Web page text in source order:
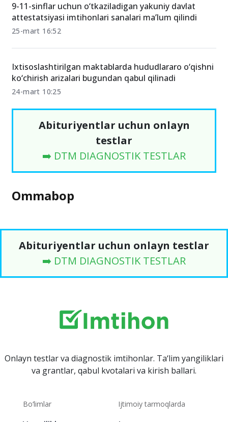
9-11-sinflar uchun o‘tkaziladigan yakuniy davlat
attestatsiyasi imtihonlari sanalari ma’lum qilindi
25-mart 16:52
Ixtisoslashtirilgan maktablarda hududlararo o‘qishni
ko‘chirish arizalari bugundan qabul qilinadi
24-mart 10:25
Abituriyentlar uchun onlayn
testlar
➡️ DTM DIAGNOSTIK TESTLAR
Ommabop
Abituriyentlar uchun onlayn testlar
➡️ DTM DIAGNOSTIK TESTLAR
Onlayn testlar va diagnostik imtihonlar. Ta‘lim yangiliklari
va grantlar, qabul kvotalari va kirish ballari.
Bo‘limlar Ijtimoiy tarmoqlarda